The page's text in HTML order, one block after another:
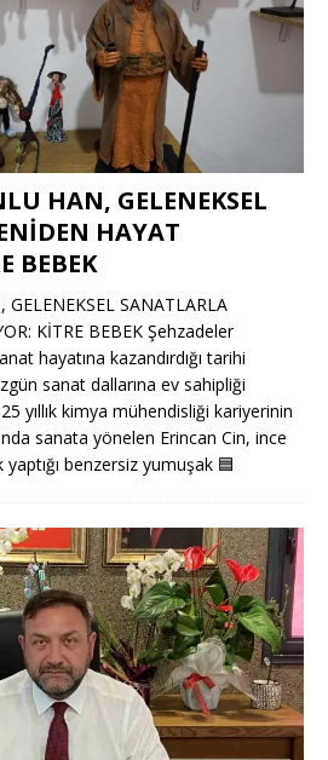
HAN, GELENEKSEL
HAYAT
BEBEK
SANATLARLA
KİTRE BEBEK Şehzadeler
hayatına kazandırdığı tarihi
sanat dallarına ev sahipliği
yıllık kimya mühendisliği kariyerinin
sanata yönelen Erincan Cin, ince
benzersiz yumuşak 🟦